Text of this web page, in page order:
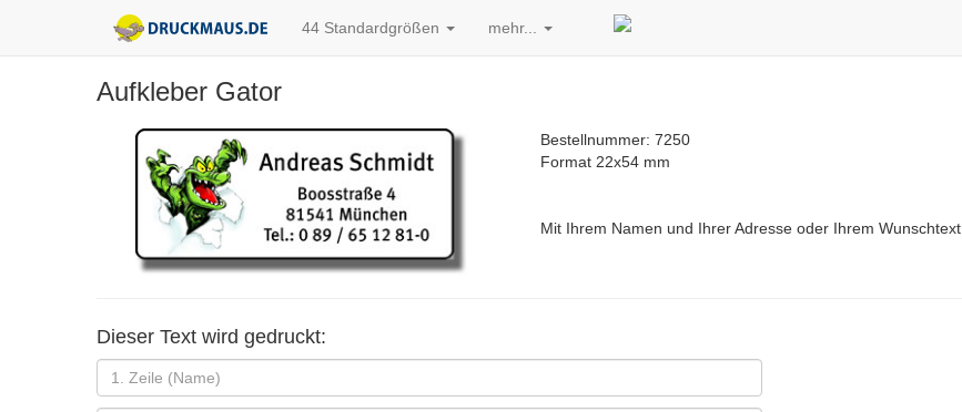
44 Standardgrößen mehr...
Aufkleber Gator
Bestellnummer: 7250
Format 22x54 mm
Mit Ihrem Namen und Ihrer Adresse oder Ihrem Wunschtext.
Dieser Text wird gedruckt: